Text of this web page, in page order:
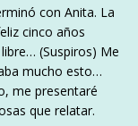
con Anita. La
cinco años
(Suspiros) Me
mucho esto…
me presentaré
que relatar.